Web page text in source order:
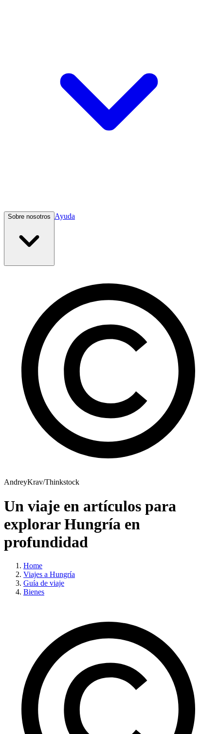
Sobre nosotros Ayuda
AndreyKrav/Thinkstock
Un viaje en artículos para
explorar Hungría en
profundidad
Home
Viajes a Hungría
Guía de viaje
Bienes